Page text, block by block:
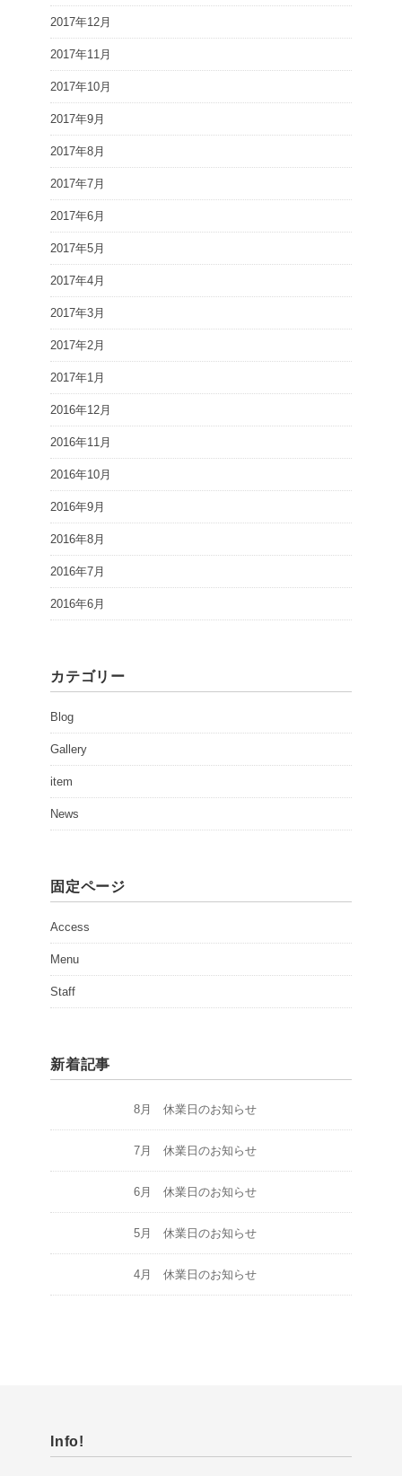
2017年12月
2017年11月
2017年10月
2017年9月
2017年8月
2017年7月
2017年6月
2017年5月
2017年4月
2017年3月
2017年2月
2017年1月
2016年12月
2016年11月
2016年10月
2016年9月
2016年8月
2016年7月
2016年6月
カテゴリー
Blog
Gallery
item
News
固定ページ
Access
Menu
Staff
新着記事
8月 休業日のお知らせ
7月 休業日のお知らせ
6月 休業日のお知らせ
5月 休業日のお知らせ
4月 休業日のお知らせ
Info!